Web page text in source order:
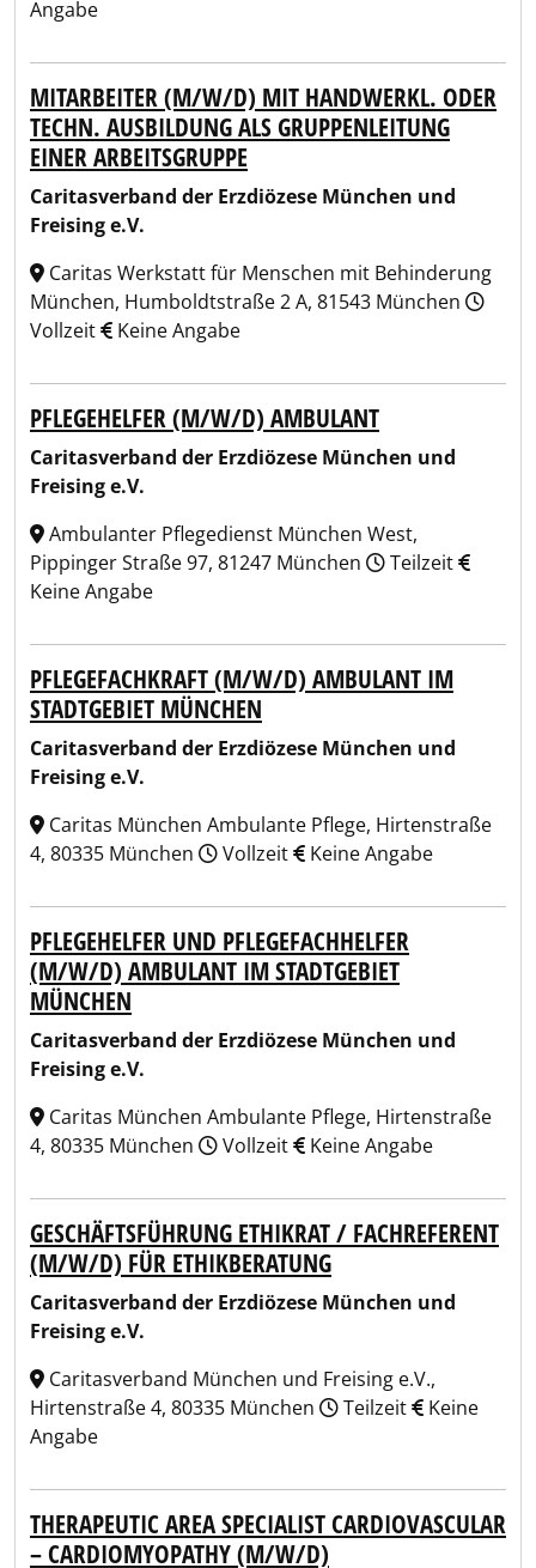
Angabe
MITARBEITER (M/W/D) MIT HANDWERKL. ODER
TECHN. AUSBILDUNG ALS GRUPPENLEITUNG
EINER ARBEITSGRUPPE
Caritasverband der Erzdiözese München und
Freising e.V.
Caritas Werkstatt für Menschen mit Behinderung
München, Humboldtstraße 2 A, 81543 München
Vollzeit
Keine Angabe
PFLEGEHELFER (M/W/D) AMBULANT
Caritasverband der Erzdiözese München und
Freising e.V.
Ambulanter Pflegedienst München West,
Pippinger Straße 97, 81247 München
Teilzeit
Keine Angabe
PFLEGEFACHKRAFT (M/W/D) AMBULANT IM
STADTGEBIET MÜNCHEN
Caritasverband der Erzdiözese München und
Freising e.V.
Caritas München Ambulante Pflege, Hirtenstraße
4, 80335 München
Vollzeit Keine Angabe
PFLEGEHELFER UND PFLEGEFACHHELFER
(M/W/D) AMBULANT IM STADTGEBIET
MÜNCHEN
Caritasverband der Erzdiözese München und
Freising e.V.
Caritas München Ambulante Pflege, Hirtenstraße
4, 80335 München
Vollzeit Keine Angabe
GESCHÄFTSFÜHRUNG ETHIKRAT / FACHREFERENT
(M/W/D) FÜR ETHIKBERATUNG
Caritasverband der Erzdiözese München und
Freising e.V.
Caritasverband München und Freising e.V.,
Hirtenstraße 4, 80335 München
Teilzeit
Keine
Angabe
THERAPEUTIC AREA SPECIALIST CARDIOVASCULAR
– CARDIOMYOPATHY (M/W/D)